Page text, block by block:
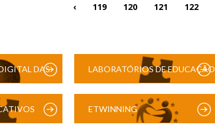
‹ 119 120 121 122
DAS LABORATÓRIOS DE EDUCAÇÃO
ETWINNING